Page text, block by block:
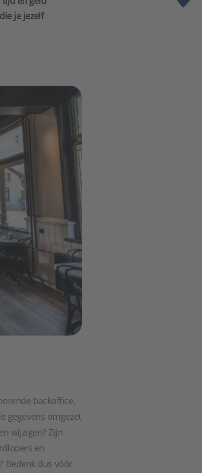
je jezelf
backoffice.
gegevens omgezet
wijzigen? Zijn
en
Bedenk dus vóór